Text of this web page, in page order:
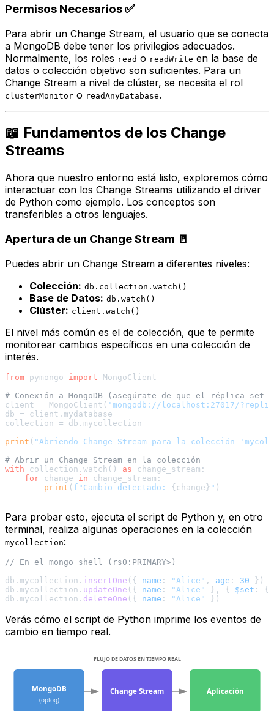
Permisos Necesarios ✅
Para abrir un Change Stream, el usuario que se conecta
a MongoDB debe tener los privilegios adecuados.
Normalmente, los roles read o readWrite en la base de
datos o colección objetivo son suficientes. Para un
Change Stream a nivel de clúster, se necesita el rol
clusterMonitor o readAnyDatabase.
📖 Fundamentos de los Change
Streams
Ahora que nuestro entorno está listo, exploremos cómo
interactuar con los Change Streams utilizando el driver
de Python como ejemplo. Los conceptos son
transferibles a otros lenguajes.
Apertura de un Change Stream 🚪
Puedes abrir un Change Stream a diferentes niveles:
Colección: db.collection.watch()
Base de Datos: db.watch()
Clúster: client.watch()
El nivel más común es el de colección, que te permite
monitorear cambios específicos en una colección de
interés.
from pymongo import MongoClient
# Conexión a MongoDB (asegúrate de que el réplica set
client = MongoClient( 'mongodb://localhost:27017/
db = client.mydatabase
collection = db.mycollection
print ( "Abriendo Change Stream para la colección
# Abrir un Change Stream en la colección
with collection.watch() as change_stream:
for change in change_stream:
print ( f"Cambio detectado: {change} " )
Para probar esto, ejecuta el script de Python y, en otro
terminal, realiza algunas operaciones en la colección
mycollection:
// En el mongo shell (rs0:PRIMARY>)
db. mycollection . insertOne ({ name : "Alice" , age : 30 })
db. mycollection . updateOne ({ name : "Alice" }, { $set : {
db. mycollection . deleteOne ({ name : "Alice"
Verás cómo el script de Python imprime los eventos de
cambio en tiempo real.
MongoDB
(oplog)
Change Stream Aplicación
FLUJO DE DATOS EN TIEMPO REAL